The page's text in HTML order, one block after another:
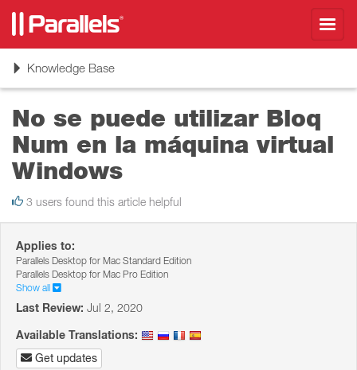
ToggleKnowledge Base
No se puede utilizar Bloq
Num en la máquina virtual
Windows
3 users found this article helpful
Applies to:
Parallels Desktop for Mac Standard Edition
Parallels Desktop for Mac Pro Edition
Show all
Last Review: Jul 2, 2020
Available Translations:
Get updates